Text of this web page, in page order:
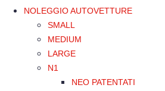
NOLEGGIO AUTOVETTURE
SMALL
MEDIUM
LARGE
N1
NEO PATENTATI